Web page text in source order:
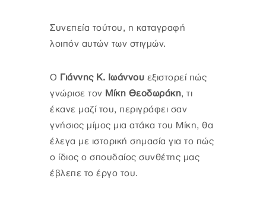
Συνεπεία τούτου, η καταγραφή
λοιπόν αυτών των στιγμών.
Ο Γιάννης Κ. Ιωάννου εξιστορεί πώς
γνώρισε τον Μίκη Θεοδωράκη, τι
έκανε μαζί του, περιγράφει σαν
γνήσιος μίμος μια ατάκα του Μίκη, θα
έλεγα με ιστορική σημασία για το πώς
ο ίδιος ο σπουδαίος συνθέτης μας
έβλεπε το έργο του.